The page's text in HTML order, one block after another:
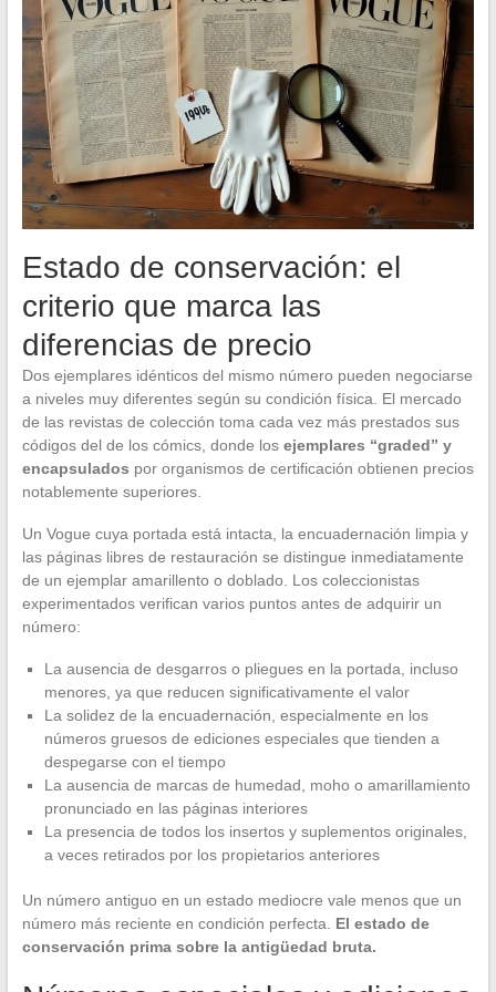
Estado de conservación: el
criterio que marca las
diferencias de precio
Dos ejemplares idénticos del mismo número pueden negociarse
a niveles muy diferentes según su condición física. El mercado
de las revistas de colección toma cada vez más prestados sus
códigos del de los cómics, donde los ejemplares “graded” y
encapsulados por organismos de certificación obtienen precios
notablemente superiores.
Un Vogue cuya portada está intacta, la encuadernación limpia y
las páginas libres de restauración se distingue inmediatamente
de un ejemplar amarillento o doblado. Los coleccionistas
experimentados verifican varios puntos antes de adquirir un
número:
La ausencia de desgarros o pliegues en la portada, incluso
menores, ya que reducen significativamente el valor
La solidez de la encuadernación, especialmente en los
números gruesos de ediciones especiales que tienden a
despegarse con el tiempo
La ausencia de marcas de humedad, moho o amarillamiento
pronunciado en las páginas interiores
La presencia de todos los insertos y suplementos originales,
a veces retirados por los propietarios anteriores
Un número antiguo en un estado mediocre vale menos que un
número más reciente en condición perfecta. El estado de
conservación prima sobre la antigüedad bruta.